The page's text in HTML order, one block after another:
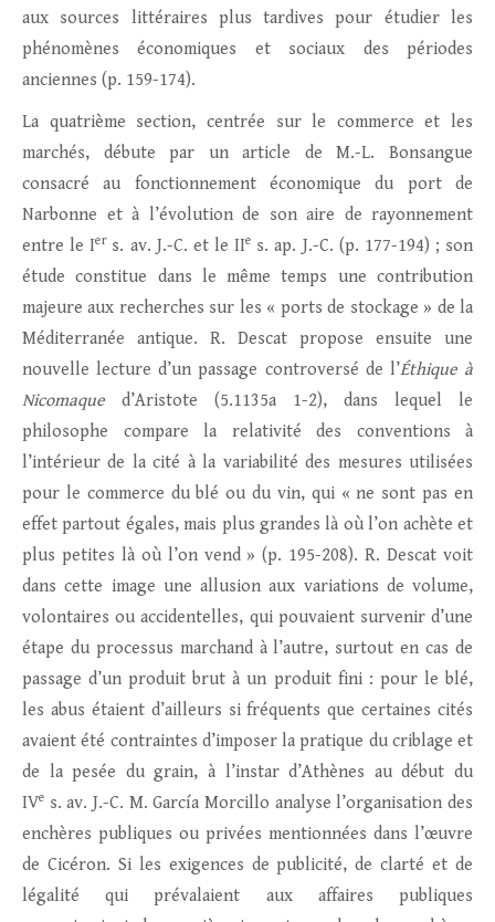
aux sources littéraires plus tardives pour étudier les
phénomènes économiques et sociaux des périodes
anciennes (p. 159-174).
La quatrième section, centrée sur le commerce et les
marchés, débute par un article de M.-L. Bonsangue
consacré au fonctionnement économique du port de
Narbonne et à l’évolution de son aire de rayonnement
entre le Ier s. av. J.-C. et le IIe s. ap. J.-C. (p. 177-194) ; son
étude constitue dans le même temps une contribution
majeure aux recherches sur les « ports de stockage » de la
Méditerranée antique. R. Descat propose ensuite une
nouvelle lecture d’un passage controversé de l’Éthique à
Nicomaque d’Aristote (5.1135a 1-2), dans lequel le
philosophe compare la relativité des conventions à
l’intérieur de la cité à la variabilité des mesures utilisées
pour le commerce du blé ou du vin, qui « ne sont pas en
effet partout égales, mais plus grandes là où l’on achète et
plus petites là où l’on vend » (p. 195-208). R. Descat voit
dans cette image une allusion aux variations de volume,
volontaires ou accidentelles, qui pouvaient survenir d’une
étape du processus marchand à l’autre, surtout en cas de
passage d’un produit brut à un produit fini : pour le blé,
les abus étaient d’ailleurs si fréquents que certaines cités
avaient été contraintes d’imposer la pratique du criblage et
de la pesée du grain, à l’instar d’Athènes au début du
IVe s. av. J.-C. M. García Morcillo analyse l’organisation des
enchères publiques ou privées mentionnées dans l’œuvre
de Cicéron. Si les exigences de publicité, de clarté et de
légalité qui prévalaient aux affaires publiques